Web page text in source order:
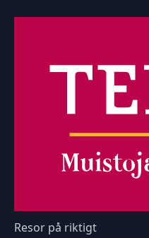
Resor på riktigt